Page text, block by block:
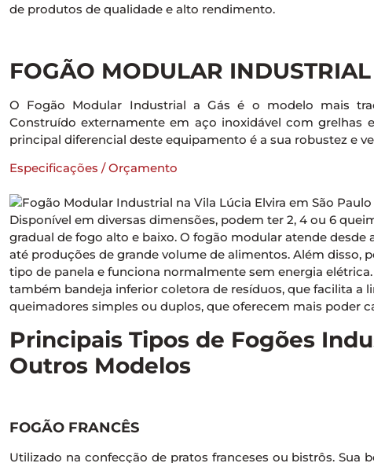
de produtos de qualidade e alto rendimento.
FOGÃO MODULAR
O Fogão Modular Industrial a Gás é o modelo mais
Construído externamente em aço inoxidável com grelhas
principal diferencial deste equipamento é a sua robustez e
Especificações / Orçamento
Disponível em diversas dimensões, podem ter 2, 4 ou 6
gradual de fogo alto e baixo. O fogão modular atende desde
até produções de grande volume de alimentos. Além disso,
tipo de panela e funciona normalmente sem energia
também bandeja inferior coletora de resíduos, que facilita a
queimadores simples ou duplos, que oferecem mais poder
Principais Tipos de Fogões
Outros Modelos
FOGÃO FRANCÊS
Utilizado na confecção de pratos franceses ou bistrôs. Sua